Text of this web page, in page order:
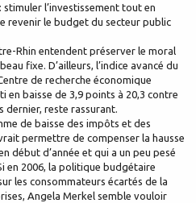
stimuler l’investissement tout en
revenir le budget du secteur public
Rhin entendent préserver le moral
fixe. D’ailleurs, l’indice avancé du
de recherche économique
en baisse de 3,9 points à 20,3 contre
dernier, reste rassurant.
de baisse des impôts et des
permettre de compenser la hausse
début d’année et qui a un peu pesé
en 2006, la politique budgétaire
les consommateurs écartés de la
Angela Merkel semble vouloir